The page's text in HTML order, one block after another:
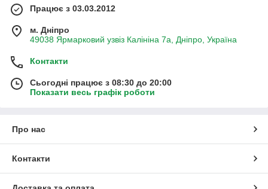
Працює з 03.03.2012
м. Дніпро
49038 Ярмарковий узвіз Калініна 7а, Дніпро, Україна
Контакти
Сьогодні працює з 08:30 до 20:00
Показати весь графік роботи
Про нас
Контакти